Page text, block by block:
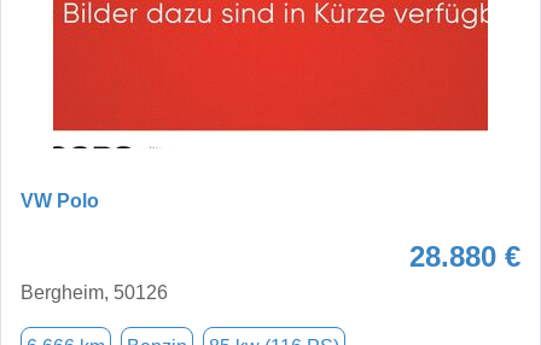
VW Polo
28.880 €
Bergheim, 50126